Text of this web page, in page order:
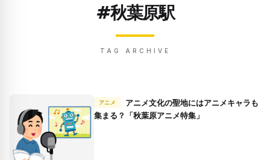
#秋葉原駅
TAG ARCHIVE
アニメ
集まる？「秋葉原アニメ特集」